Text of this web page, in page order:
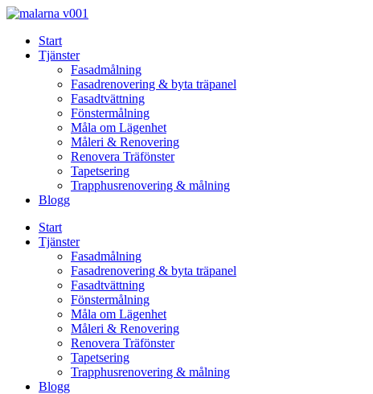
Skip
contentStart
Tjänster
Fasadmålning
Fasadrenovering & byta träpanel
Fasadtvättning
Fönstermålning
Måla om Lägenhet
Måleri & Renovering
Renovera Träfönster
Tapetsering
Trapphusrenovering & målning
Blogg
Start
Tjänster
Fasadmålning
Fasadrenovering & byta träpanel
Fasadtvättning
Fönstermålning
Måla om Lägenhet
Måleri & Renovering
Renovera Träfönster
Tapetsering
Trapphusrenovering & målning
Blogg